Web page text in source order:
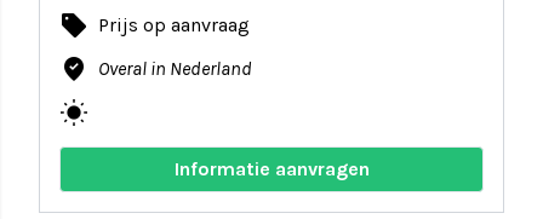
local_offer Prijs op aanvraag
where_to_vote Overal in Nederland
wb_sunny
Informatie aanvragen